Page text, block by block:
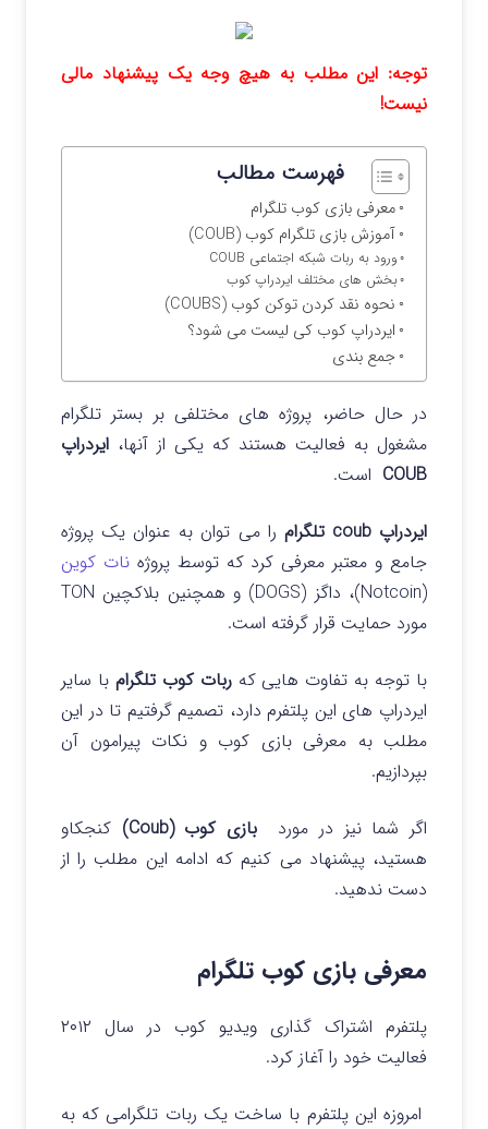
توجه: این مطلب به هیچ وجه یک پیشنهاد مالی
نیست!
فهرست مطالب
معرفی بازی کوب تلگرام
آموزش بازی تلگرام کوب (COUB)
ورود به ربات شبکه اجتماعی COUB
بخش های مختلف ایردراپ کوب
نحوه نقد کردن توکن کوب (COUBS)
ایردراپ کوب کی لیست می شود؟
جمع بندی
در حال حاضر، پروژه های مختلفی بر بستر تلگرام
مشغول به فعالیت هستند که یکی از آنها، ایردراپ
COUB است.
ایردراپ coub تلگرام
را می توان به عنوان یک پروژه
جامع و معتبر معرفی کرد که توسط پروژهنات کوین
(Notcoin)، داگز (DOGS) و همچنین بلاکچین TON
مورد حمایت قرار گرفته است.
با توجه به تفاوت هایی کهربات کوب تلگرامبا سایر
ایردراپ های این پلتفرم دارد، تصمیم گرفتیم تا در این
مطلب به معرفی بازی کوب و نکات پیرامون آن
بپردازیم.
اگر شما نیز در مورد بازی کوب (Coub) کنجکاو
هستید، پیشنهاد می کنیم که ادامه این مطلب را از
دست ندهید.
معرفی بازی کوب تلگرام
پلتفرم اشتراک گذاری ویدیو کوب در سال ۲۰۱۲
فعالیت خود را آغاز کرد.
امروزه این پلتفرم با ساخت یک ربات تلگرامی که به